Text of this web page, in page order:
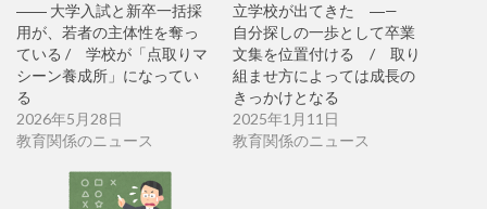
―― 大学入試と新卒一括採
用が、若者の主体性を奪っ
ている / 学校が「点取りマ
シーン養成所」になってい
る
2026年5月28日
教育関係のニュース
立学校が出てきた ―—
自分探しの一歩として卒業
文集を位置付ける / 取り
組ませ方によっては成長の
きっかけとなる
2025年1月11日
教育関係のニュース